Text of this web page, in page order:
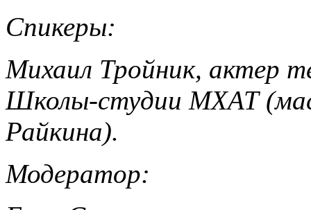
Спикеры:
Михаил Тройник, актер
Школы-студии МХАТ
Райкина).
Модератор: